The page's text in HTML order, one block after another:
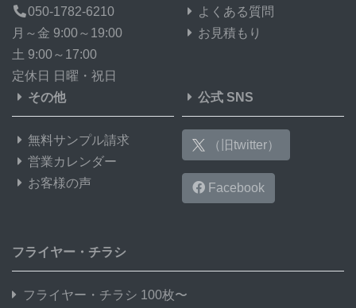
050-1782-6210
月～金 9:00～19:00
土 9:00～17:00
定休日 日曜・祝日
よくある質問
お見積もり
その他
無料サンプル請求
営業カレンダー
お客様の声
公式 SNS
（旧twitter）
Facebook
フライヤー・チラシ
フライヤー・チラシ 100枚〜